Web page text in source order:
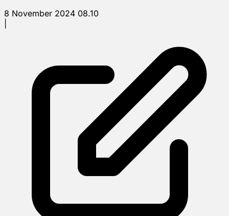
8 November 2024 08.10